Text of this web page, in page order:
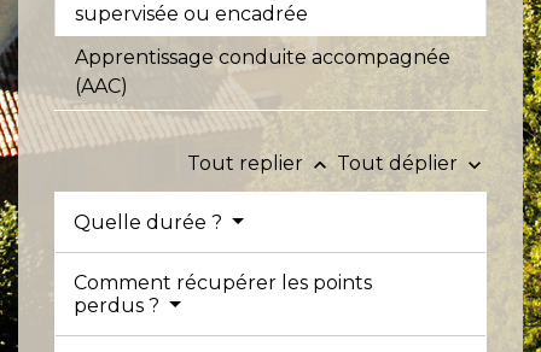
supervisée ou encadrée
Apprentissage conduite accompagnée
(AAC)
Tout replier keyboard_arrow_up Tout déplier keyboard_arrow_down
Quelle durée ?
Comment récupérer les points
perdus ?